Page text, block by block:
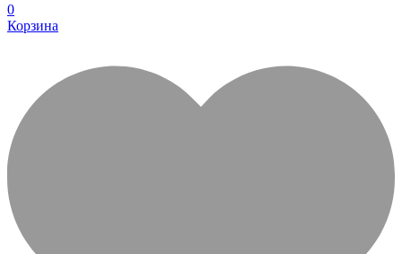
0
Корзина